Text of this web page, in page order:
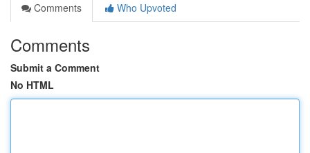
Comments
Who Upvoted
Comments
Submit a Comment
No HTML